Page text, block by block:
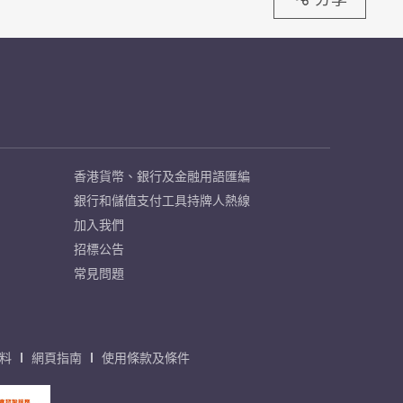
香港貨幣、銀行及金融用語匯編
銀行和儲值支付工具持牌人熱線
加入我們
招標公告
常見問題
網頁指南 使用條款及條件